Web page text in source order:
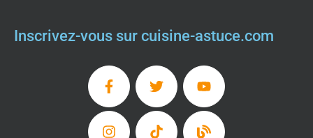
Inscrivez-vous sur cuisine-astuce.com